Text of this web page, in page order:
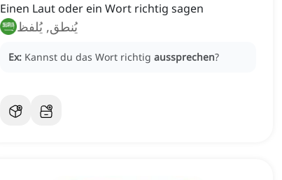
Einen Laut oder ein Wort richtig sagen
يُنطق, يُلفظ
Ex: Kannst du das Wort richtig aussprechen?